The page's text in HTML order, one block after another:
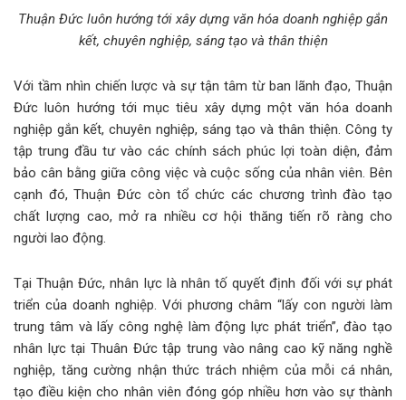
Thuận Đức luôn hướng tới xây dựng văn hóa doanh nghiệp gắn
kết, chuyên nghiệp, sáng tạo và thân thiện
Với tầm nhìn chiến lược và sự tận tâm từ ban lãnh đạo, Thuận
Đức luôn hướng tới mục tiêu xây dựng một văn hóa doanh
nghiệp gắn kết, chuyên nghiệp, sáng tạo và thân thiện. Công ty
tập trung đầu tư vào các chính sách phúc lợi toàn diện, đảm
bảo cân bằng giữa công việc và cuộc sống của nhân viên. Bên
cạnh đó, Thuận Đức còn tổ chức các chương trình đào tạo
chất lượng cao, mở ra nhiều cơ hội thăng tiến rõ ràng cho
người lao động.
Tại Thuận Đức, nhân lực là nhân tố quyết định đối với sự phát
triển của doanh nghiệp. Với phương châm “lấy con người làm
trung tâm và lấy công nghệ làm động lực phát triển”, đào tạo
nhân lực tại Thuân Đức tập trung vào nâng cao kỹ năng nghề
nghiệp, tăng cường nhận thức trách nhiệm của mỗi cá nhân,
tạo điều kiện cho nhân viên đóng góp nhiều hơn vào sự thành